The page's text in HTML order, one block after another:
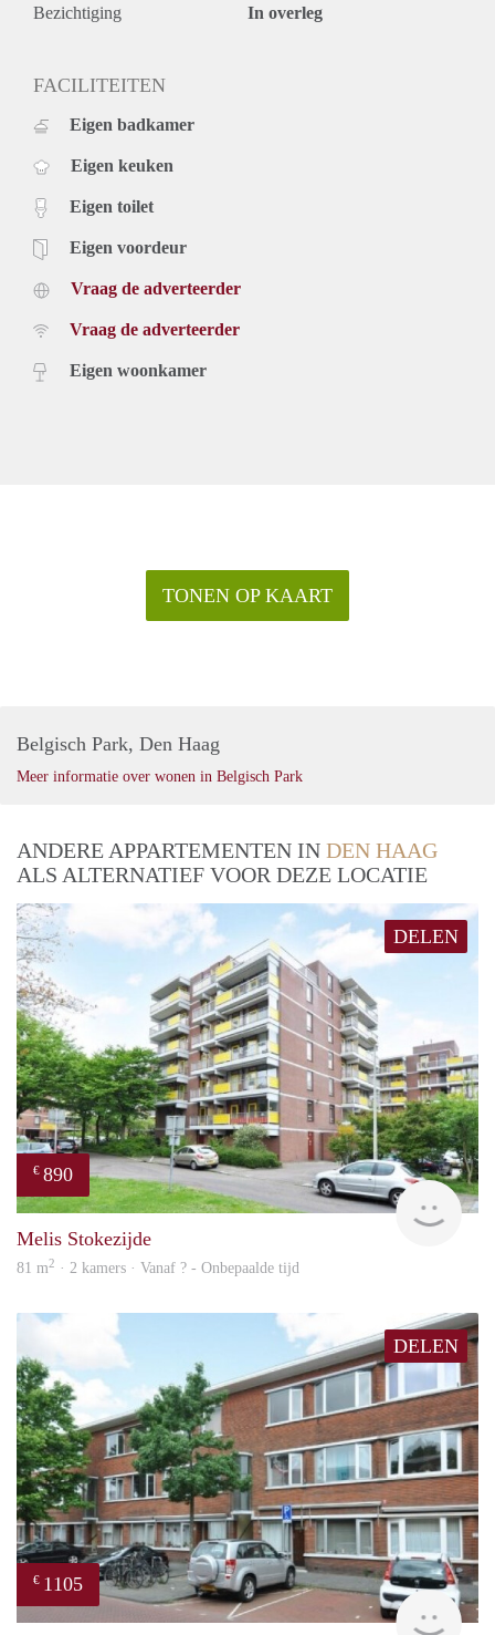
from the most popular beach in the Netherlands, boulevard,
vicinity of the dunes and parks. This location offers direct
is even closer to the French and German school, Europol,
If you are interested, please send an email.
Bezichtiging In overleg
FACILITEITEN
Eigen badkamer
Eigen keuken
Eigen toilet
Eigen voordeur
Vraag de adverteerder
Vraag de adverteerder
Eigen woonkamer
TONEN OP KAART
Belgisch Park, Den Haag
Meer informatie over wonen in Belgisch Park
ANDERE APPARTEMENTEN IN DEN HAAG
ALS ALTERNATIEF VOOR DEZE LOCATIE
DELEN
€ 890
Melis Stokezijde
81 m2 · 2 kamers · Vanaf ? - Onbepaalde tijd
DELEN
€ 1105